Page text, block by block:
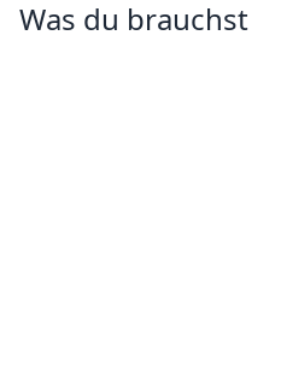
Was du brauchst